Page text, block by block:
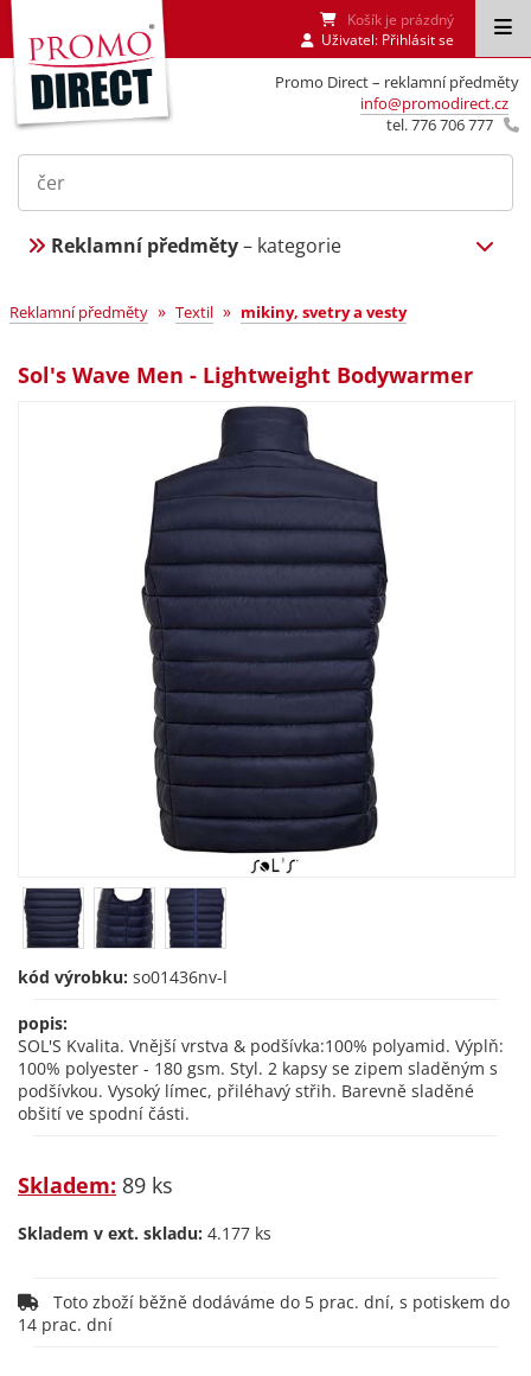
Promo Direct – reklamní předměty
info@promodirect.cz
tel. 776 706 777
Košík je prázdný
Uživatel: Přihlásit se
Reklamní předměty– kategorie
Reklamní předměty » Textil » mikiny, svetry a vesty
Sol's Wave Men - Lightweight Bodywarmer
kód výrobku: so01436nv-l
popis:
SOL'S Kvalita. Vnější vrstva & podšívka:100% polyamid. Výplň:
100% polyester - 180 gsm. Styl. 2 kapsy se zipem sladěným s
podšívkou. Vysoký límec, přiléhavý střih. Barevně sladěné
obšití ve spodní části.
Skladem: 89 ks
Skladem v ext. skladu: 4.177 ks
14 prac. dní